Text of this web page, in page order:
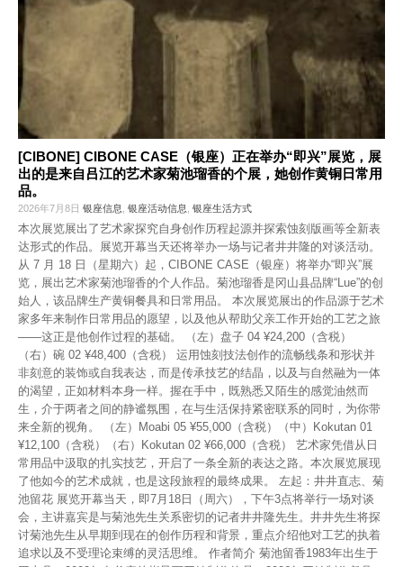
[CIBONE] CIBONE CASE（银座）正在举办“即兴”展览，展
出的是来自吕江的艺术家菊池瑠香的个展，她创作黄铜日常用
品。
2026年7月8日 银座信息 银座活动信息 银座生活方式
本次展览展出了艺术家探究自身创作历程起源并探索蚀刻版画等全新表
达形式的作品。展览开幕当天还将举办一场与记者井井隆的对谈活动。
从 7 月 18 日（星期六）起，CIBONE CASE（银座）将举办“即兴”展
览，展出艺术家菊池瑠香的个人作品。菊池瑠香是冈山县品牌“Lue”的创
始人，该品牌生产黄铜餐具和日常用品。 本次展览展出的作品源于艺术
家多年来制作日常用品的愿望，以及他从帮助父亲工作开始的工艺之旅
——这正是他创作过程的基础。 （左）盘子 04 ¥24,200（含税）
（右）碗 02 ¥48,400（含税） 运用蚀刻技法创作的流畅线条和形状并
非刻意的装饰或自我表达，而是传承技艺的结晶，以及与自然融为一体
的渴望，正如材料本身一样。握在手中，既熟悉又陌生的感觉油然而
生，介于两者之间的静谧氛围，在与生活保持紧密联系的同时，为你带
来全新的视角。 （左）Moabi 05 ¥55,000（含税）（中）Kokutan 01
¥12,100（含税）（右）Kokutan 02 ¥66,000（含税） 艺术家凭借从日
常用品中汲取的扎实技艺，开启了一条全新的表达之路。本次展览展现
了他如今的艺术成就，也是这段旅程的最终成果。 左起：井井直志、菊
池留花 展览开幕当天，即7月18日（周六），下午3点将举行一场对谈
会，主讲嘉宾是与菊池先生关系密切的记者井井隆先生。井井先生将探
讨菊池先生从早期到现在的创作历程和背景，重点介绍他对工艺的执着
追求以及不受理论束缚的灵活思维。 作者简介 菊池留香1983年出生于